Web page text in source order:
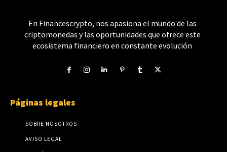
En Financescrypto, nos apasiona el mundo de las
criptomonedas y las oportunidades que ofrece este
ecosistema financiero en constante evolución
Páginas legales
SOBRE NOSOTROS
AVISO LEGAL